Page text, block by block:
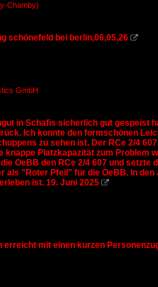
Chamby)
schönefeld bei berlin,06,05,26 
GmbH
in Schafis sicherlich gut gespeist
Ich konnte den formschönen
zu sehen ist. Der RCe 2/4
Platzkapazität zum Problem
OeBB den RCe 2/4 607 und setzte
als "Roter Pfeil" für die OeBB. In
ist. 19. Juni 2025 
erreicht mit einen kurzen